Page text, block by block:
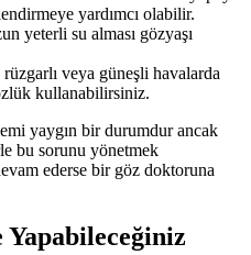
yardımcı olabilir.
yeterli su alması gözyaşı
rüzgarlı veya güneşli havalarda
kullanabilirsiniz.
yaygın bir durumdur ancak
bu sorunu yönetmek
ederse bir göz doktoruna